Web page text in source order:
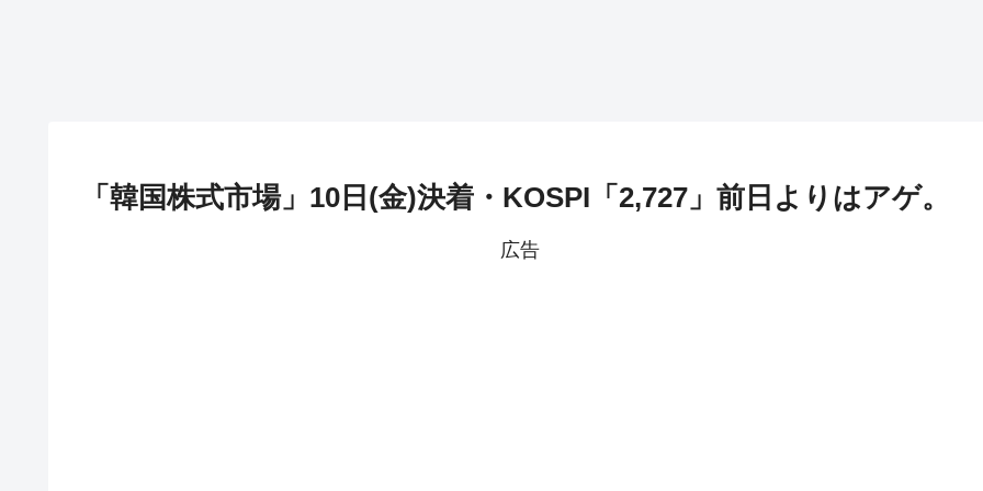
「韓国株式市場」10日(金)決着・KOSPI「2,727」前日よりはアゲ。
広告